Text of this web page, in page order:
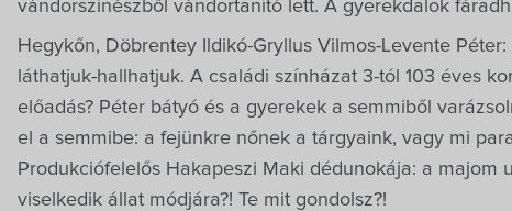
vándorszínészből vándortanító lett. A gyerekdalok
Hegykőn, Döbrentey Ildikó-Gryllus Vilmos-Levente
láthatjuk-hallhatjuk. A családi színházat 3-tól 103 éves
előadás? Péter bátyó és a gyerekek a semmiből
el a semmibe: a fejünkre nőnek a tárgyaink, vagy mi
Produkciófelelős Hakapeszi Maki dédunokája: a majom
viselkedik állat módjára?! Te mit gondolsz?!